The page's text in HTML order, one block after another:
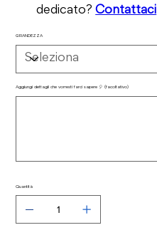
dedicato? Contattaci
GRANDEZZA
Aggiungi dettagli che vorresti farci sapere 🎈 (facoltativo)
Quantità